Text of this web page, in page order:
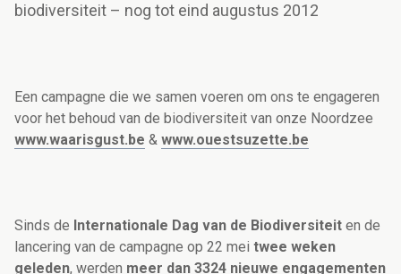
biodiversiteit – nog tot eind augustus 2012
Een campagne die we samen voeren om ons te engageren
voor het behoud van de biodiversiteit van onze Noordzee
www.waarisgust.be & www.ouestsuzette.be
Sinds de Internationale Dag van de Biodiversiteit en de
lancering van de campagne op 22 mei twee weken
geleden, werden meer dan 3324 nieuwe engagementen